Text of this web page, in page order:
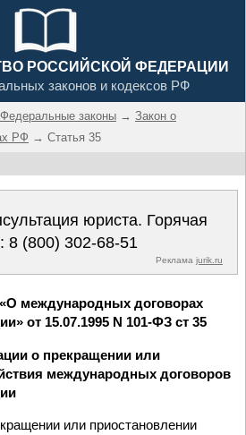
РОССИЙСКОЙ ФЕДЕРАЦИИ
законов и кодексов РФ
Федеральные законы → Закон о
РФ → Статья 35
юриста. Горячая
8 (800) 302-68-51
Реклама jurik.ru
международных договорах
от 15.07.1995 N 101-ФЗ ст 35
о прекращении или
международных договоров
или приостановлении